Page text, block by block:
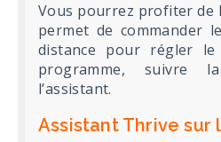
Vous pourrez profiter de
permet de commander
distance pour régler
programme, suivre
l’assistant.
Assistant Thrive sur